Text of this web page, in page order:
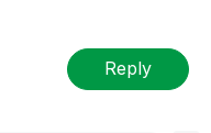
Reply